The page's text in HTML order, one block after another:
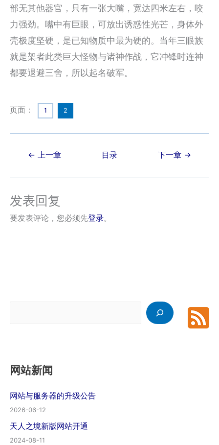
部无其他器官，只有一张大嘴，宽达四米左右，咬
力强劲。嘴中有巨眼，可放出诱惑性光芒，身体外
壳极度坚硬，是已知物质中最为硬的。当年三眼族
就是架者此类巨大怪物与诸神作战，它冲锋时连神
都要退避三舍，所以起名破军。
页面： 1 2
← 上一章 目录 下一章 →
发表回复
要发表评论，您必须先登录。
网站新闻
网站与服务器的升级公告
2026-06-12
天人之境新版网站开通
2024-08-11